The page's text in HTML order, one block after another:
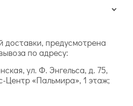
доставки, предусмотрена
по адресу:
ул. Ф. Энгельса, д. 75,
Центр «Пальмира», 1 этаж;